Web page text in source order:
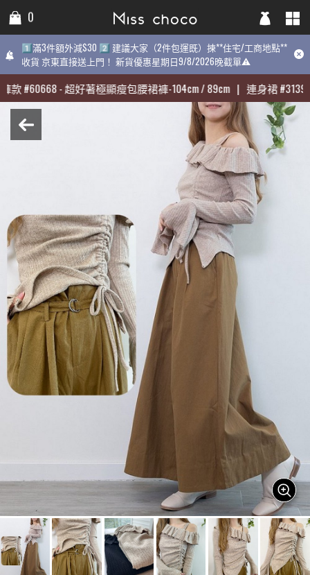
0
1️⃣滿3件額外減$30 2️⃣ 建議大家（2件包運既）揀**住宅/工商地點**
收貨 京東直接送上門！ 新貨優惠星期日9/8/2026晚截單⚠️
#60668-超好著極顯瘦包腰裙褲-104cm / 89cm | 連身裙#31398-
0
1️⃣滿3件額外減$30 2️⃣ 建議大家（2件包運既）揀**住宅/工商地點**
收貨 京東直接送上門！ 新貨優惠星期日9/8/2026晚截單⚠️
#60668-超好著極顯瘦包腰裙褲-104cm / 89cm | 連身裙#31398-
1️⃣滿3件額外減$30 2️⃣ 建議大家（2件包運既）揀**住宅/工商地點**
9/8/2026晚截單⚠️
賣: 褲款#60668-超好著極顯瘦包腰裙褲-104cm / 89cm | 連身裙